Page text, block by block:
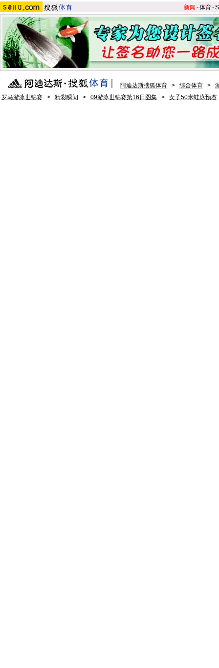
新闻 -体育-S
阿迪达斯搜狐体育 > 综合体育 >
罗马游泳世锦赛
> 精彩瞬间 > 09游泳世锦赛第16日图集 > 女子50米蛙泳预赛